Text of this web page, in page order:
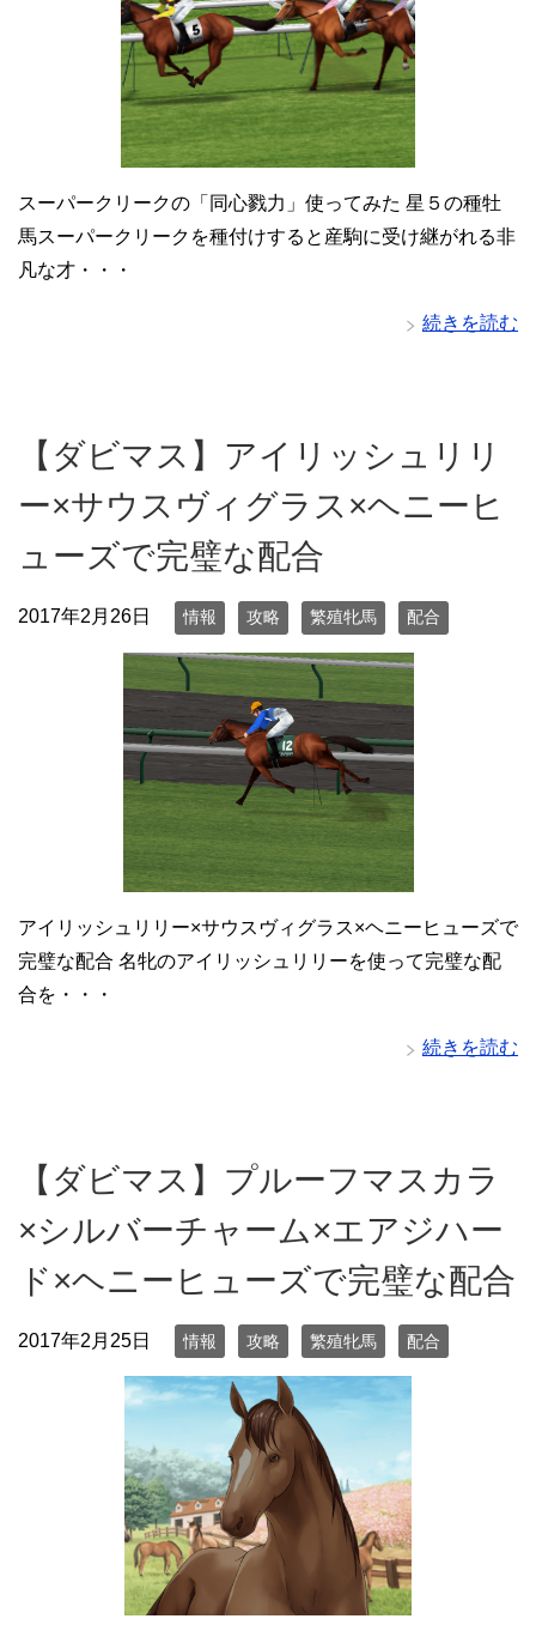
スーパークリークの「同心戮力」使ってみた 星５の種牡
馬スーパークリークを種付けすると産駒に受け継がれる非
凡な才・・・
続きを読む
【ダビマス】アイリッシュリリ
ー×サウスヴィグラス×ヘニーヒ
ューズで完璧な配合
2017年2月26日 情報 攻略 繁殖牝馬 配合
アイリッシュリリー×サウスヴィグラス×ヘニーヒューズで
完璧な配合 名牝のアイリッシュリリーを使って完璧な配
合を・・・
続きを読む
【ダビマス】プルーフマスカラ
×シルバーチャーム×エアジハー
ド×ヘニーヒューズで完璧な配合
2017年2月25日 情報 攻略 繁殖牝馬 配合